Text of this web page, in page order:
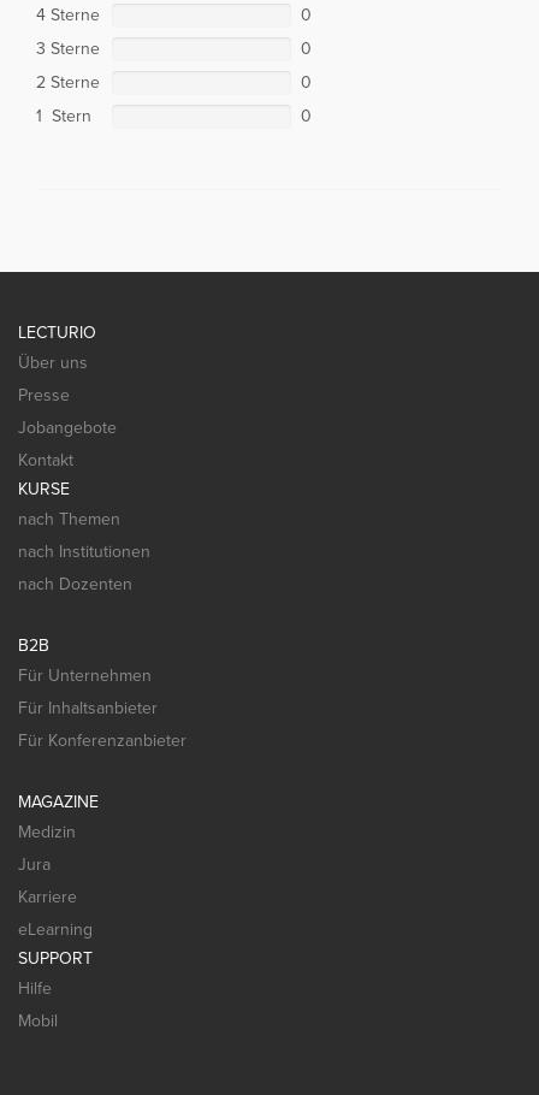
4 Sterne
0
3 Sterne
0
2 Sterne
0
1 Stern
0
LECTURIO
Über uns
Presse
Jobangebote
Kontakt
KURSE
nach Themen
nach Institutionen
nach Dozenten
B2B
Für Unternehmen
Für Inhaltsanbieter
Für Konferenzanbieter
MAGAZINE
Medizin
Jura
Karriere
eLearning
SUPPORT
Hilfe
Mobil